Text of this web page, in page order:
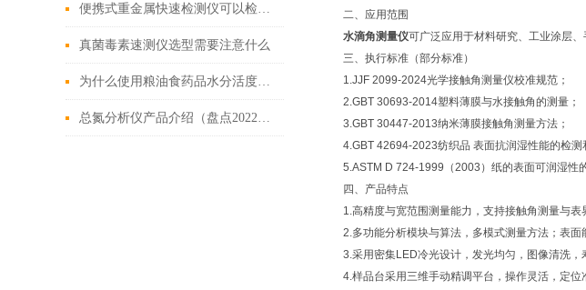
便携式重金属快速检测仪可以检测什么
真菌毒素速测仪选型需要注意什么
为什么使用粮油食药品水分活度测定仪
总氮分析仪产品介绍（盘点2022好用的总氮分析仪）
二、应用范围
水滴角测量仪可广泛应用于材料研究、工业涂层
三、执行标准（部分标准）
1.JJF 2099-2024光学接触角测量仪校准规范；
2.GBT 30693-2014塑料薄膜与水接触角的测量；
3.GBT 30447-2013纳米薄膜接触角测量方法；
4.GBT 42694-2023纺织品 表面抗润湿性能的检测
5.ASTM D 724-1999（2003）纸的表面可润湿性
四、产品特点
1.高精度与宽范围测量能力，支持接触角测量与表
2.多功能分析模块与算法，多模式测量方法；表面
3.采用密集LED冷光设计，发光均匀，图像清洗，
4.样品台采用三维手动精调平台，操作灵活，定位